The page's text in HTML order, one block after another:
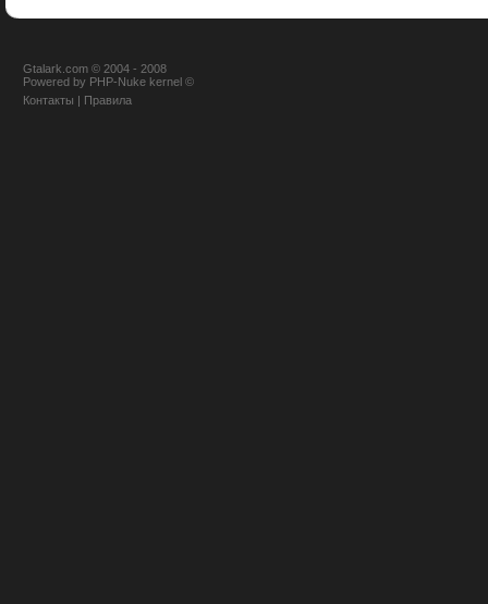
Gtalark.com © 2004 - 2008
Powered by PHP-Nuke kernel ©
Контакты | Правила